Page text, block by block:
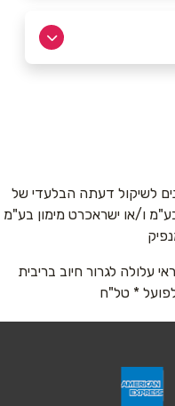
לשיקול דעתה הבלעדי של
ו/או ישראכרט מימון בע"מ
עלולה לגרור חיוב בריבית
לפועל * טל"ח